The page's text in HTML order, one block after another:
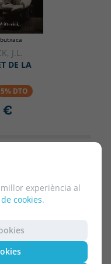
experiència al
cookies.
J.L.
DE LA
5% DTO
€